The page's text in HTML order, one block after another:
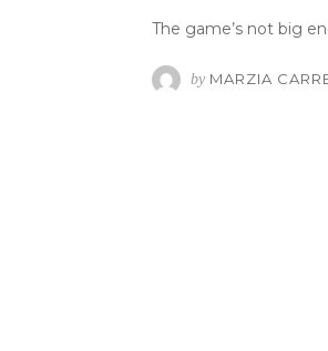
The game’s not big
by MARZIA